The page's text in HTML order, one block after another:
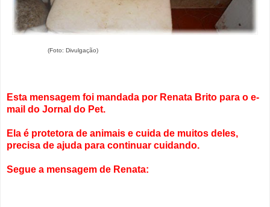
(Foto: Divulgação)
Esta mensagem foi mandada por Renata Brito para o e-
mail do Jornal do Pet.
Ela é protetora de animais e cuida de muitos deles,
precisa de ajuda para continuar cuidando.
Segue a mensagem de Renata: